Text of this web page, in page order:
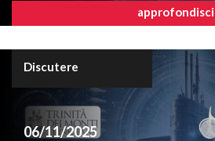
approfondisci
Discutere
06/11/2025